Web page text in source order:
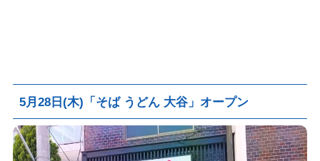
5月28日(木)「そば うどん 大谷」オープン